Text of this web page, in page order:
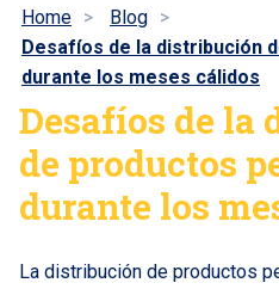
Home
Blog
Desafíos de la distribución
durante los meses cálidos
Desafíos de la
de productos
durante los
La distribución de productos